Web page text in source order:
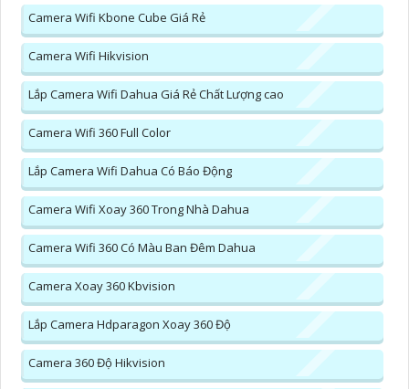
Camera Wifi Kbone Cube Giá Rẻ
Camera Wifi Hikvision
Lắp Camera Wifi Dahua Giá Rẻ Chất Lượng cao
Camera Wifi 360 Full Color
Lắp Camera Wifi Dahua Có Báo Động
Camera Wifi Xoay 360 Trong Nhà Dahua
Camera Wifi 360 Có Màu Ban Đêm Dahua
Camera Xoay 360 Kbvision
Lắp Camera Hdparagon Xoay 360 Độ
Camera 360 Độ Hikvision